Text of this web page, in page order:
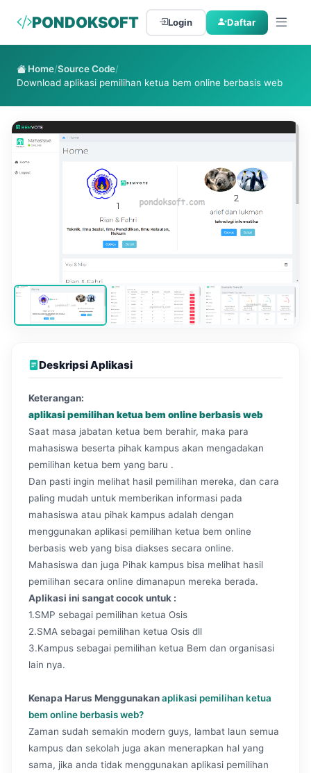
PONDOKSOFT Login Daftar
Home/Source Code/
Download aplikasi pemilihan ketua bem online berbasis web
Deskripsi Aplikasi
Keterangan:
aplikasi pemilihan ketua bem online berbasis web
Saat masa jabatan ketua bem berahir, maka para
mahasiswa beserta pihak kampus akan mengadakan
pemilihan ketua bem yang baru .
Dan pasti ingin melihat hasil pemilihan mereka, dan cara
paling mudah untuk memberikan informasi pada
mahasiswa atau pihak kampus adalah dengan
menggunakan aplikasi pemilihan ketua bem online
berbasis web yang bisa diakses secara online.
Mahasiswa dan juga Pihak kampus bisa melihat hasil
pemilihan secara online dimanapun mereka berada.
Aplikasi ini sangat cocok untuk :
1.SMP sebagai pemilihan ketua Osis
2.SMA sebagai pemilihan ketua Osis dll
3.Kampus sebagai pemilihan ketua Bem dan organisasi
lain nya.
Kenapa Harus Menggunakanaplikasi pemilihan ketua
bem online berbasis web?
Zaman sudah semakin modern guys, lambat laun semua
kampus dan sekolah juga akan menerapkan hal yang
sama, jika anda tidak menggunakan aplikasi pemilihan